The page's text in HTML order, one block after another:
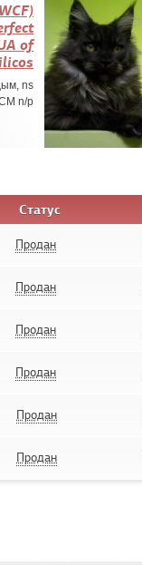
of
ns
n/p
Статус
Продан
Продан
Продан
Продан
Продан
Продан